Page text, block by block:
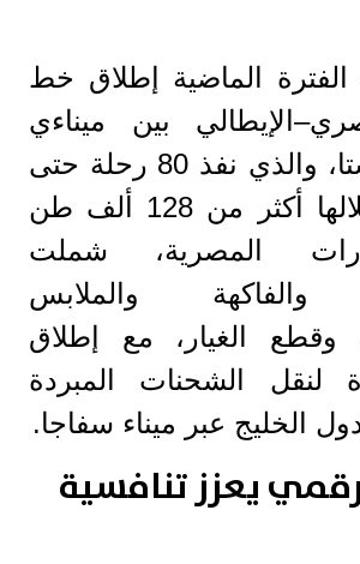
الماضية إطلاق خط
بين ميناءي
دمياط وتريستا، والذي نفذ 80 رحلة حتى
الآن، نقل خلالها أكثر من 128 ألف طن
المصرية، شملت
والفاكهة والملابس
وقطع الغيار، مع إطلاق
لنقل الشحنات المبردة
الخليج عبر ميناء سفاجا.
يعزز تنافسية